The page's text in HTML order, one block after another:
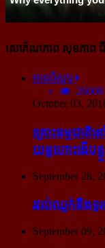
សោភ័ណភាព សុខភាព ជី
អានពិស្ដារ
26008
October 03,
គ្រោះធម្មជាតិ
យន្ដហោះ​ងើប​
September 28,
រវល់​ឈ្លក់​នឹង​ទូ
September 09,